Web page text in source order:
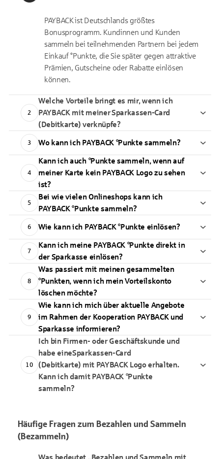
PAYBACK ist Deutschlands größtes
Bonusprogramm. Kundinnen und Kunden
sammeln bei teilnehmenden Partnern bei jedem
Einkauf °Punkte, die Sie später gegen attraktive
Prämien, Gutscheine oder Rabatte einlösen
können.
2
Welche Vorteile bringt es mir, wenn ich
PAYBACK mit meiner Sparkassen-Card
(Debitkarte) verknüpfe?
3 Wo kann ich PAYBACK °Punkte sammeln?
4
Kann ich auch °Punkte sammeln, wenn auf
meiner Karte kein PAYBACK Logo zu sehen
ist?
5
Bei wie vielen Onlineshops kann ich
PAYBACK °Punkte sammeln?
6 Wie kann ich PAYBACK °Punkte einlösen?
7
Kann ich meine PAYBACK °Punkte direkt in
der Sparkasse einlösen?
8
Was passiert mit meinen gesammelten
°Punkten, wenn ich mein Vorteilskonto
löschen möchte?
9
Wie kann ich mich über aktuelle Angebote
im Rahmen der Kooperation PAYBACK und
Sparkasse informieren?
10
Ich bin Firmen- oder Geschäftskunde und
habe eineSparkassen-Card
(Debitkarte) mit PAYBACK Logo erhalten.
Kann ich damit PAYBACK °Punkte
sammeln?
Häufige Fragen zum Bezahlen und Sammeln
(Bezammeln)
Was bedeutet „Bezahlen und Sammeln mit